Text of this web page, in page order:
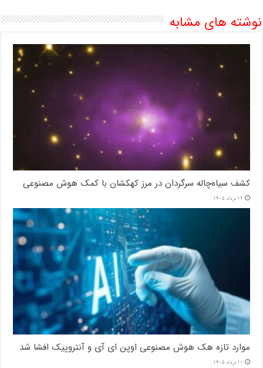
نوشته های مشابه
کشف سیاه‌چاله سرگردان در مرز کهکشان با کمک هوش مصنوعی
12 مرداد 1405
موارد تازه هک هوش مصنوعی اوپن ای آی و آنتروپیک افشا شد
10 مرداد 1405